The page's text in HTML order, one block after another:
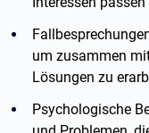
um zusammen
Lösungen zu
Psychologische